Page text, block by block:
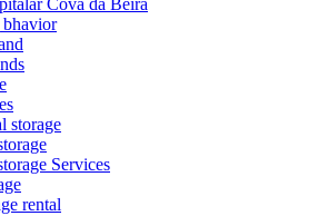
storage
Services
rental